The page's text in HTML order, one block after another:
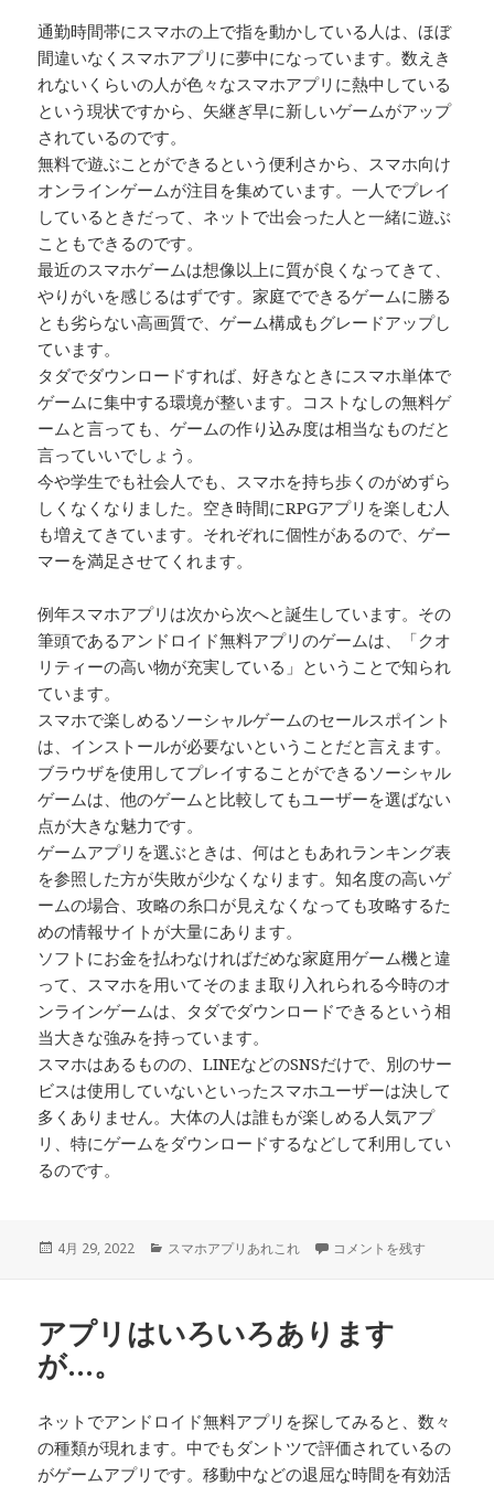
通勤時間帯にスマホの上で指を動かしている人は、ほぼ
間違いなくスマホアプリに夢中になっています。数えき
れないくらいの人が色々なスマホアプリに熱中している
という現状ですから、矢継ぎ早に新しいゲームがアップ
されているのです。
無料で遊ぶことができるという便利さから、スマホ向け
オンラインゲームが注目を集めています。一人でプレイ
しているときだって、ネットで出会った人と一緒に遊ぶ
こともできるのです。
最近のスマホゲームは想像以上に質が良くなってきて、
やりがいを感じるはずです。家庭でできるゲームに勝る
とも劣らない高画質で、ゲーム構成もグレードアップし
ています。
タダでダウンロードすれば、好きなときにスマホ単体で
ゲームに集中する環境が整います。コストなしの無料ゲ
ームと言っても、ゲームの作り込み度は相当なものだと
言っていいでしょう。
今や学生でも社会人でも、スマホを持ち歩くのがめずら
しくなくなりました。空き時間にRPGアプリを楽しむ人
も増えてきています。それぞれに個性があるので、ゲー
マーを満足させてくれます。
例年スマホアプリは次から次へと誕生しています。その
筆頭であるアンドロイド無料アプリのゲームは、「クオ
リティーの高い物が充実している」ということで知られ
ています。
スマホで楽しめるソーシャルゲームのセールスポイント
は、インストールが必要ないということだと言えます。
ブラウザを使用してプレイすることができるソーシャル
ゲームは、他のゲームと比較してもユーザーを選ばない
点が大きな魅力です。
ゲームアプリを選ぶときは、何はともあれランキング表
を参照した方が失敗が少なくなります。知名度の高いゲ
ームの場合、攻略の糸口が見えなくなっても攻略するた
めの情報サイトが大量にあります。
ソフトにお金を払わなければだめな家庭用ゲーム機と違
って、スマホを用いてそのまま取り入れられる今時のオ
ンラインゲームは、タダでダウンロードできるという相
当大きな強みを持っています。
スマホはあるものの、LINEなどのSNSだけで、別のサー
ビスは使用していないといったスマホユーザーは決して
多くありません。大体の人は誰もが楽しめる人気アプ
リ、特にゲームをダウンロードするなどして利用してい
るのです。
投
4月 29, 2022
カ
ー
スマホアプリあれこれ スマホで楽しめるソーシ
コメントを残す
アプリはいろいろあります
が…。
ネットでアンドロイド無料アプリを探してみると、数々
の種類が現れます。中でもダントツで評価されているの
がゲームアプリです。移動中などの退屈な時間を有効活